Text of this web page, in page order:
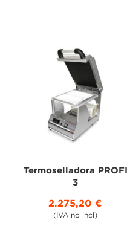
Termoselladora PROFI
3
2.275,20 €
(IVA no incl)